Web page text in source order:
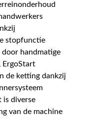
stopfunctie
handmatige
ErgoStart
de ketting dankzij
is diverse
van de machine